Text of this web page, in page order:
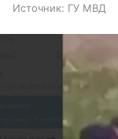
Источник: ГУ МВД